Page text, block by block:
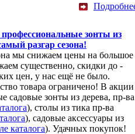
зонты из
разгар сезона!
мы снижаем цены на большое
существенно, скидки до -
цен, у нас ещё не было.
товара ограничено! В акции
садовые зонты из дерева, пр-ва
), столы из тика пр-ва
), садовые аксессуары из
каталога). Удачных покупок!